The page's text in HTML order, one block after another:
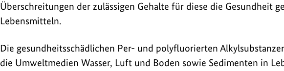
Überschreitungen der zulässigen Gehalte für diese die Gesundheit
Lebensmitteln.
Die gesundheitsschädlichen Per- und polyfluorierten
die Umweltmedien Wasser, Luft und Boden sowie Sedimenten in